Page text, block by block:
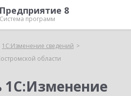
8
Система программ
1С:Изменение сведений
области
1С:Изменение